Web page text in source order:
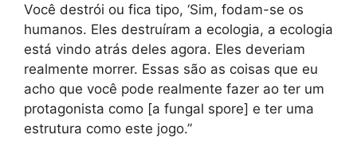
Você destrói ou fica tipo, ‘Sim, fodam-se os
humanos. Eles destruíram a ecologia, a ecologia
está vindo atrás deles agora. Eles deveriam
realmente morrer. Essas são as coisas que eu
acho que você pode realmente fazer ao ter um
protagonista como [a fungal spore] e ter uma
estrutura como este jogo.”